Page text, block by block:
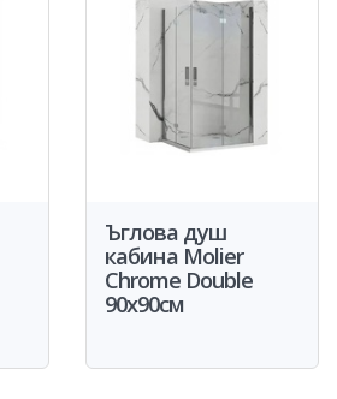
Ъглова душ
кабина Molier
Chrome Double
90x90см